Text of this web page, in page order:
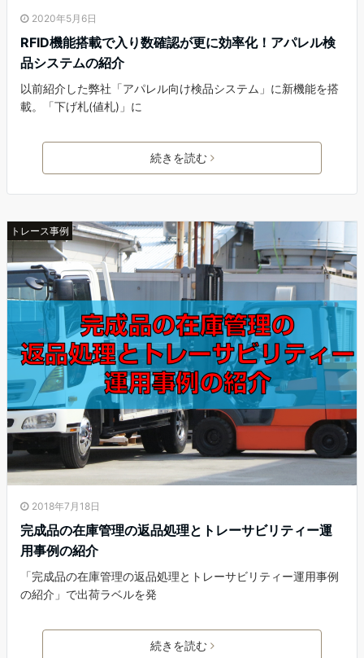
2020年5月6日
RFID機能搭載で入り数確認が更に効率化！アパレル検
品システムの紹介
以前紹介した弊社「アパレル向け検品システム」に新機能を搭
載。「下げ札(値札)」に
続きを読む
トレース事例
2018年7月18日
完成品の在庫管理の返品処理とトレーサビリティー運
用事例の紹介
「完成品の在庫管理の返品処理とトレーサビリティー運用事例
の紹介」で出荷ラベルを発
続きを読む